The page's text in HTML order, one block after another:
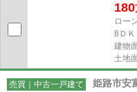
180
ロー
8ＤＫ
建物
土地
売買｜中古一戸建て 姫路市安